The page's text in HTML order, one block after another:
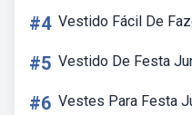
#4 Vestido Fácil De
#5 Vestido De Festa
#6 Vestes Para Festa